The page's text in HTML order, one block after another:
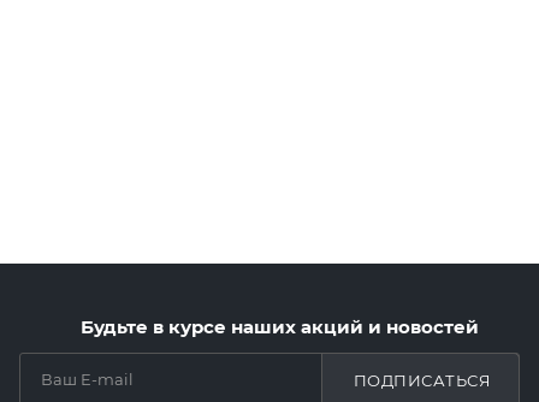
Будьте в курсе наших акций и новостей
ПОДПИСАТЬСЯ